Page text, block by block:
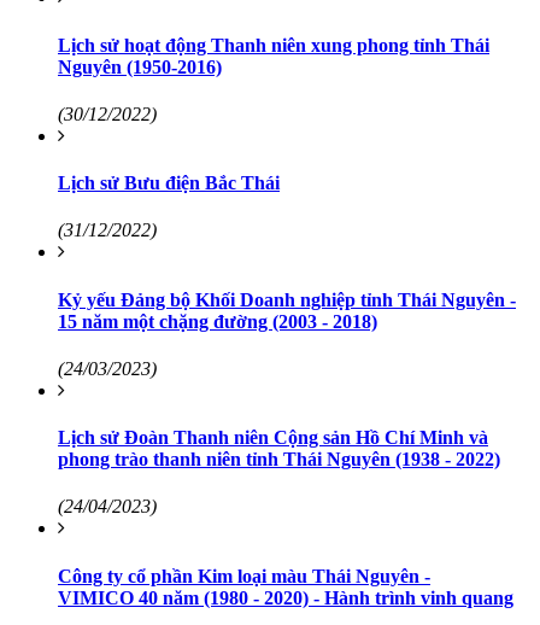
Lịch sử hoạt động Thanh niên xung phong tỉnh Thái
Nguyên (1950-2016)
(30/12/2022)
Lịch sử Bưu điện Bắc Thái
(31/12/2022)
Kỷ yếu Đảng bộ Khối Doanh nghiệp tỉnh Thái Nguyên -
15 năm một chặng đường (2003 - 2018)
(24/03/2023)
Lịch sử Đoàn Thanh niên Cộng sản Hồ Chí Minh và
phong trào thanh niên tỉnh Thái Nguyên (1938 - 2022)
(24/04/2023)
Công ty cổ phần Kim loại màu Thái Nguyên -
VIMICO 40 năm (1980 - 2020) - Hành trình vinh quang